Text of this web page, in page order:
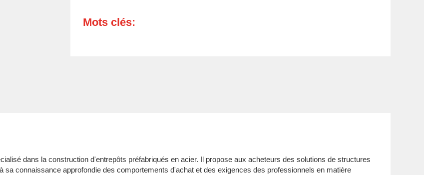
Mots clés:
dans la construction d'entrepôts préfabriqués en acier. Il propose aux acheteurs des solutions de structures
connaissance approfondie des comportements d'achat et des exigences des professionnels en matière